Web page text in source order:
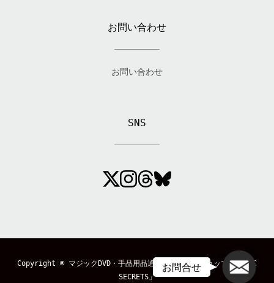
お問い合わせ
お問い合わせ
SNS
Copyright © マジックDVD・手品用品通販のマジックショップ「MAGIC
SECRETS」
メール
お問合せ